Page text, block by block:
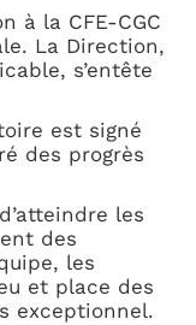
à la CFE-CGC
La Direction,
s’entête
est signé
des progrès
les
des
les
et place des
exceptionnel.